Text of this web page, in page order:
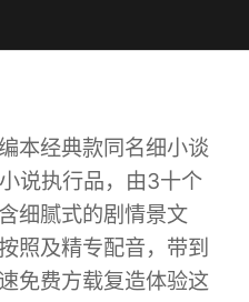
本经典款同名细小谈
说执行品，由3十个
细腻式的剧情景文
照及精专配音，带到
免费方载复造体验这